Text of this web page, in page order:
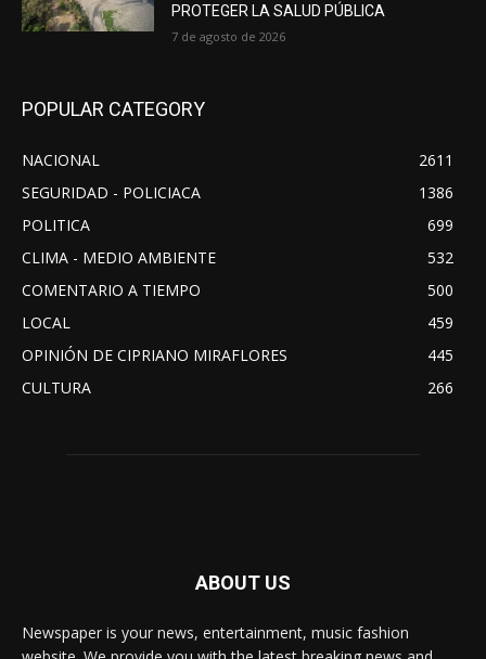
PROTEGER LA SALUD PÚBLICA
7 de agosto de 2026
POPULAR CATEGORY
NACIONAL
2611
SEGURIDAD - POLICIACA
1386
POLITICA
699
CLIMA - MEDIO AMBIENTE
532
COMENTARIO A TIEMPO
500
LOCAL
459
OPINIÓN DE CIPRIANO MIRAFLORES
445
CULTURA
266
ABOUT US
Newspaper is your news, entertainment, music fashion